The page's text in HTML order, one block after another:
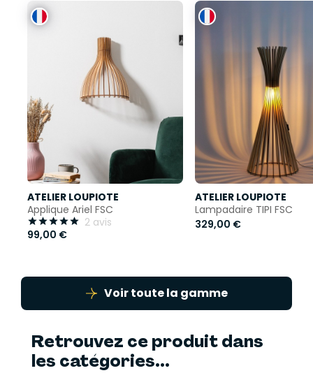
ATELIER LOUPIOTE
Applique Ariel FSC
 2 avis
99,00 €
ATELIER LOUPIOTE
Lampadaire TIPI FSC
329,00 €
Voir toute la gamme
Retrouvez ce produit dans
les catégories...